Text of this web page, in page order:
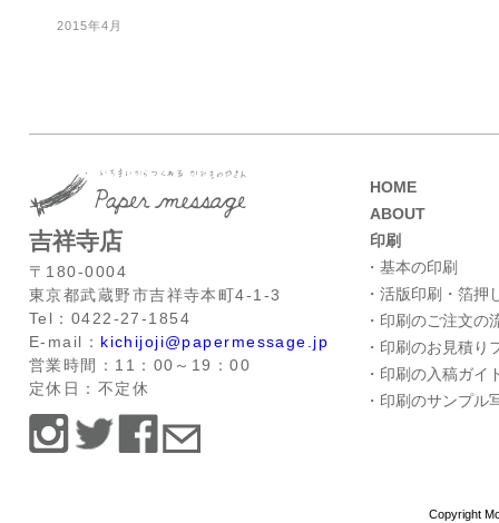
2015年4月
吉祥寺店
〒180-0004
東京都武蔵野市吉祥寺本町4-1-3
Tel：0422-27-1854
E-mail： kichijoji@papermessage.jp
営業時間：11：00～19：00
定休日：不定休
HOME
ABOUT
印刷
・基本の印刷
・活版印刷・箔押
・印刷のご注文の
・印刷のお見積り
・印刷の入稿ガイ
・印刷のサンプル
Copyright